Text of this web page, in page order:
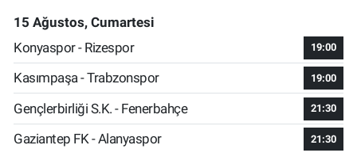
15 Ağustos, Cumartesi
Konyaspor - Rizespor
19:00
Kasımpaşa - Trabzonspor 19:00
Gençlerbirliği S.K. - Fenerbahçe 21:30
Gaziantep FK - Alanyaspor 21:30